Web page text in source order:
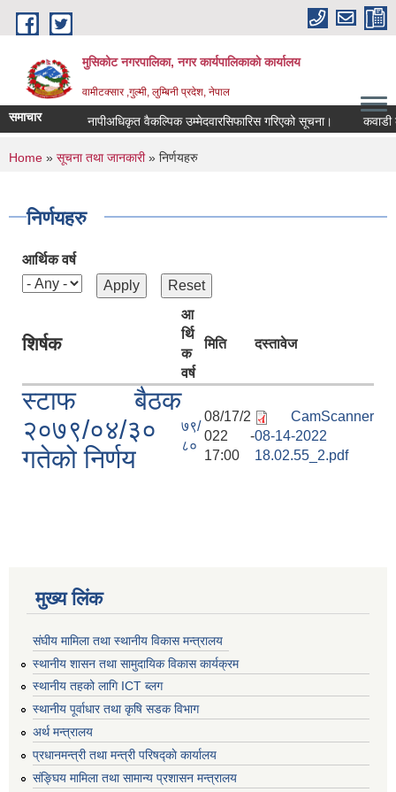
Skip to main content
मुसिकोट नगरपालिका, नगर कार्यपालिकाकाे कार्यालय
वामीटक्सार ,गुल्मी, लुम्बिनी प्रदेश, नेपाल
समाचार नापीअधिकृत वैकल्पिक उम्मेदवारसिफारिस गरिएको सूचना। कवाडी
You are here
Home » सूचना तथा जानकारी» निर्णयहरु
निर्णयहरु
आर्थिक वर्ष
शिर्षक
आ
र्थि
क
वर्ष
मिति दस्तावेज
स्टाफ बैठक
२०७९/०४/३०
गतेको निर्णय
७९/
८०
08/17/2
022 -
17:00
CamScanner
08-14-2022
18.02.55_2.pdf
मुख्य लिंक
संघीय मामिला तथा स्थानीय विकास मन्त्रालय
स्थानीय शासन तथा सामुदायिक विकास कार्यक्रम
स्थानीय तहको लागि ICT ब्लग
स्थानीय पूर्वाधार तथा कृषि सडक विभाग
अर्थ मन्त्रालय
प्रधानमन्त्री तथा मन्त्री परिषद्काे कार्यालय
संङ्घिय मामिला तथा सामान्य प्रशासन मन्त्रालय